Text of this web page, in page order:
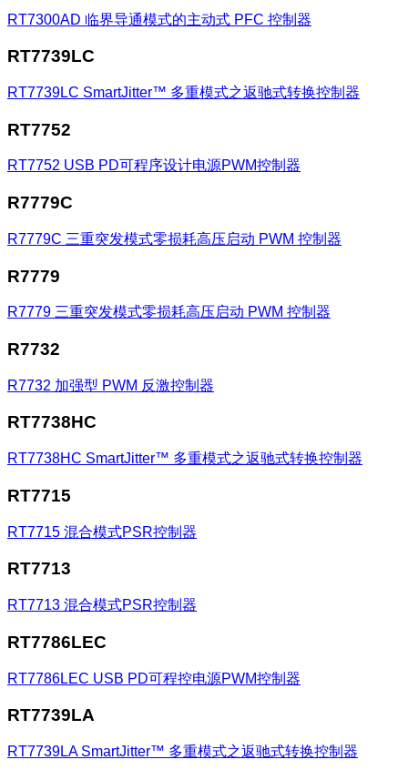
RT7300AD 临界导通模式的主动式 PFC 控制器
RT7739LC
RT7739LC SmartJitter™ 多重模式之返驰式转换控制器
RT7752
RT7752 USB PD可程序设计电源PWM控制器
R7779C
R7779C 三重突发模式零损耗高压启动 PWM 控制器
R7779
R7779 三重突发模式零损耗高压启动 PWM 控制器
R7732
R7732 加强型 PWM 反激控制器
RT7738HC
RT7738HC SmartJitter™ 多重模式之返驰式转换控制器
RT7715
RT7715 混合模式PSR控制器
RT7713
RT7713 混合模式PSR控制器
RT7786LEC
RT7786LEC USB PD可程控电源PWM控制器
RT7739LA
RT7739LA SmartJitter™ 多重模式之返驰式转换控制器